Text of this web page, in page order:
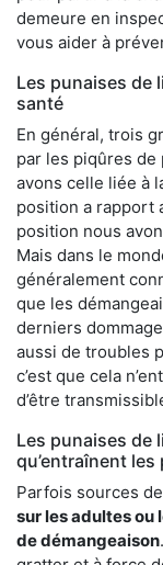
demeure en
vous aider à
Les punaises de
santé
En général, trois
par les piqûres de
avons celle liée à
position a rapport
position nous
Mais dans le
généralement
que les
derniers
aussi de troubles
c’est que cela
d’être
Les punaises de
qu’entraînent les
Parfois sources
sur les adultes ou
de démangeaison